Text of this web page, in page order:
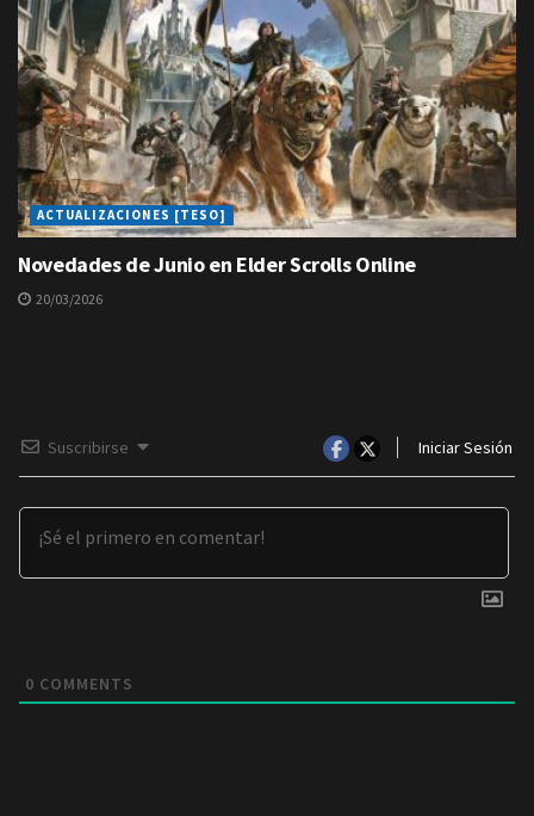
ACTUALIZACIONES [TESO]
Novedades de Junio en Elder Scrolls Online
20/03/2026
Suscribirse Iniciar Sesión
0 COMMENTS